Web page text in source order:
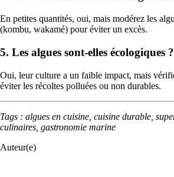
En petites quantités, oui, mais modérez les
(kombu, wakamé) pour éviter un excès.
5. Les algues sont-elles écologiques ?
Oui, leur culture a un faible impact, mais
éviter les récoltes polluées ou non durables.
Tags : algues en cuisine, cuisine durable,
culinaires, gastronomie marine
Auteur(e)